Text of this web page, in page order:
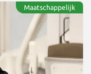
Maatschappelijk